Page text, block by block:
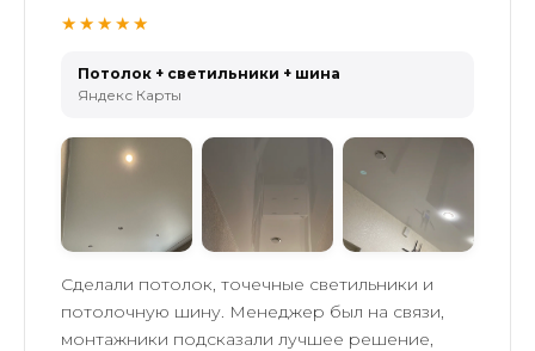
★★★★★
Потолок + светильники + шина
Яндекс Карты
Сделали потолок, точечные светильники и
потолочную шину. Менеджер был на связи,
монтажники подсказали лучшее решение,